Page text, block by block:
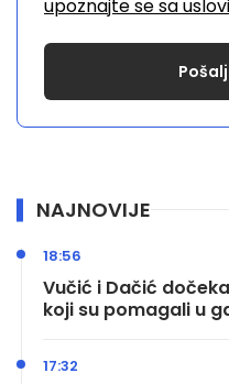
upoznajte se sa
NAJNOVIJE
Vučić i Dačić
koji su pomagali u
18:56
17:32